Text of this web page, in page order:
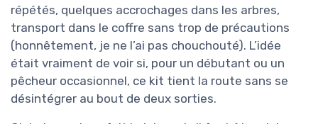
répétés, quelques accrochages dans les arbres,
transport dans le coffre sans trop de précautions
(honnêtement, je ne l’ai pas chouchouté). L’idée
était vraiment de voir si, pour un débutant ou un
pêcheur occasionnel, ce kit tient la route sans se
désintégrer au bout de deux sorties.